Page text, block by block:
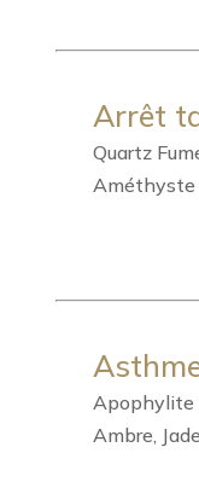
Arrêt
Quartz
Améthyste
Apophylite
Ambre,